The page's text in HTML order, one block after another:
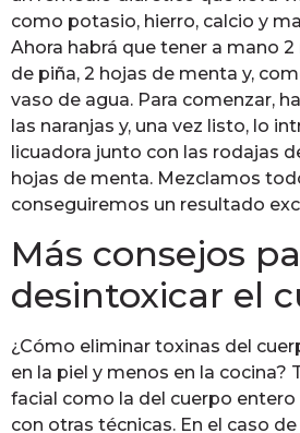
como potasio, hierro, calcio y
Ahora habrá que tener a mano 2
de piña, 2 hojas de menta y,
vaso de agua. Para comenzar,
las naranjas y, una vez listo, lo
licuadora junto con las rodajas
hojas de menta. Mezclamos
conseguiremos un resultado
Más consejos
desintoxicar el
¿Cómo eliminar toxinas del
en la piel y menos en la cocina?
facial como la del cuerpo
con otras técnicas. En el caso